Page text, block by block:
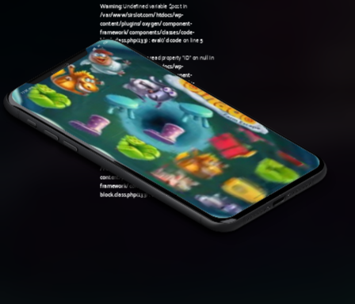
Warning: Undefined variable $post in
/var/www/sirslot.com/htdocs/wp-
content/plugins/oxygen/component-
framework/components/classes/code-
block.class.php(133) : eval()'d codeon line5
Warning: Attempt to read property "ID" on null in
/var/www/sirslot.com/htdocs/wp-
content/plugins/oxygen/component-
framework/components/classes/code-
block.class.php(133) : eval()'d codeon line5
Warning: Undefined variable $post in
/var/www/sirslot.com/htdocs/wp-
content/plugins/oxygen/component-
framework/components/classes/code-
block.class.php(133) : eval()'d codeon line
Warning : Attempt to read property "ID" on null in
/var/www/sirslot.com/htdocs/wp-
content/plugins/oxygen/component-
framework/components/classes/code-
block.class.php(133) : eval()'d codeon line7
11:38 am